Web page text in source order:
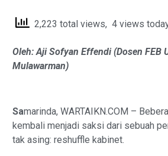
2,223 total views, 4 views
Oleh: Aji Sofyan Effendi (Dosen FEB
Mulawarman)
Samarinda, WARTAIKN.COM –
kembali menjadi saksi dari sebuah
tak asing: reshuffle kabinet.